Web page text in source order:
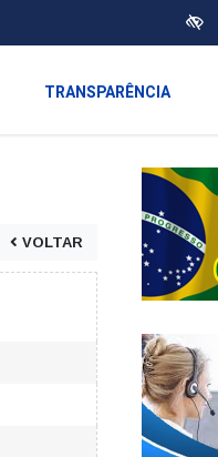
TRANSPARÊNCIA
VOLTAR